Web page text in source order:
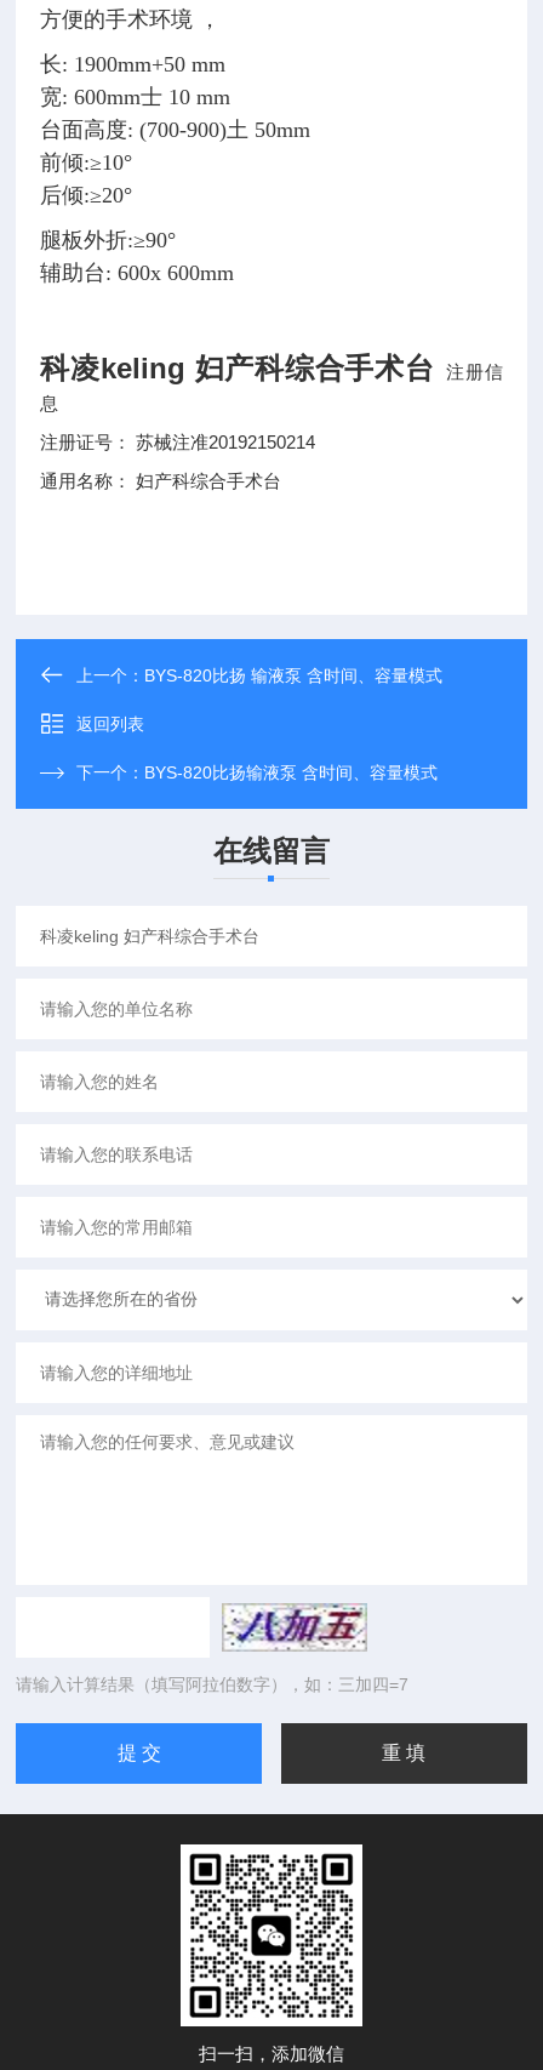
方便的手术环境 ，
长: 1900mm+50 mm
宽: 600mm士 10 mm
台面高度: (700-900)土 50mm
前倾:≥10°
后倾:≥20°
腿板外折:≥90°
辅助台: 600x 600mm
科凌keling 妇产科综合手术台 注册信
息
注册证号：
苏械注准20192150214
通用名称：
妇产科综合手术台
上一个： BYS-820比扬 输液泵 含时间、容量模式
返回列表
下一个： BYS-820比扬输液泵 含时间、容量模式
在线留言
请输入计算结果（填写阿拉伯数字），如：三加四=7
扫一扫，添加微信